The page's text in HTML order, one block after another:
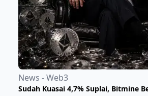
News - Web3
Sudah Kuasai 4,7% Suplai, Bitmine